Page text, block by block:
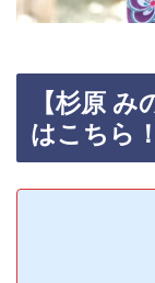
【杉原 み
はこちら！